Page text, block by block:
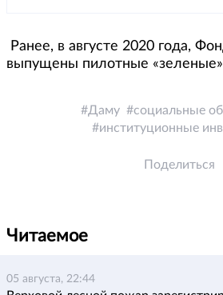
Ранее, в августе 2020 года,
выпущены пилотные
Даму
социальные
институционные
Поделиться
Читаемое
05 августа, 22:44